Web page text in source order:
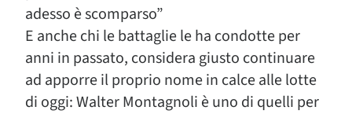
adesso è scomparso”
E anche chi le battaglie le ha condotte per
anni in passato, considera giusto continuare
ad apporre il proprio nome in calce alle lotte
di oggi: Walter Montagnoli è uno di quelli per